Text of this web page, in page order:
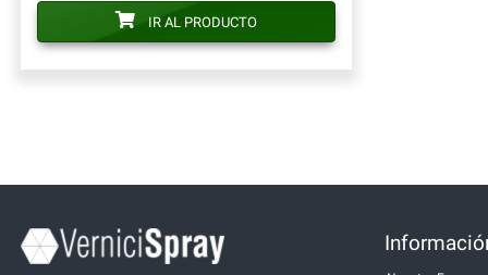
IR AL PRODUCTO